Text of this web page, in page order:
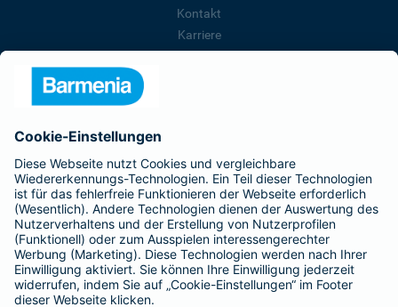
Kontakt
Karriere
Presse
Barmenia ist Teil der BarmeniaGothaer
BELIEBTE SEITEN
Kranken-Zusatzversicherung
Tierversicherungen
Haftpflichtversicherung
Hausratversicherung